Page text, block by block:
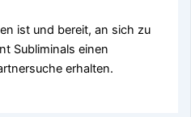
ist und bereit, an sich zu
Subliminals einen
erhalten.